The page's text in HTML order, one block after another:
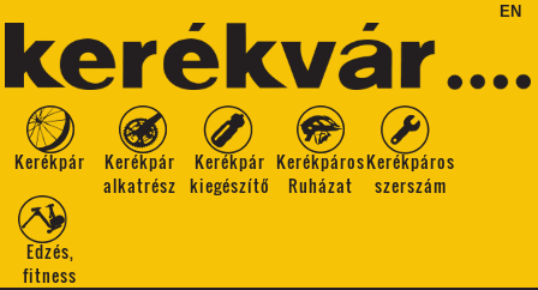
EN
Kerékpár
Kerékpár
alkatrész
Kerékpár
kiegészítő
Kerékpáros
Ruházat
Kerékpáros
szerszám
Edzés,
fitness